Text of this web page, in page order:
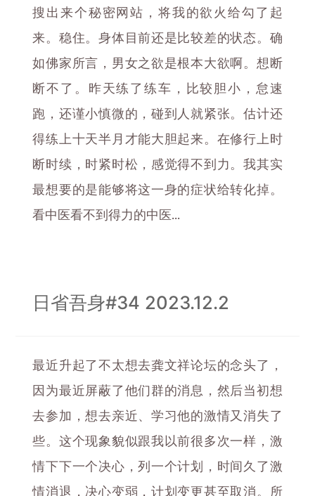
搜出来个秘密网站，将我的欲火给勾了起
来。稳住。身体目前还是比较差的状态。确
如佛家所言，男女之欲是根本大欲啊。想断
断不了。昨天练了练车，比较胆小，怠速
跑，还谨小慎微的，碰到人就紧张。估计还
得练上十天半月才能大胆起来。在修行上时
断时续，时紧时松，感觉得不到力。我其实
最想要的是能够将这一身的症状给转化掉。
看中医看不到得力的中医...
日省吾身#34 2023.12.2
最近升起了不太想去龚文祥论坛的念头了，
因为最近屏蔽了他们群的消息，然后当初想
去参加，想去亲近、学习他的激情又消失了
些。这个现象貌似跟我以前很多次一样，激
情下下一个决心，列一个计划，时间久了激
情消退，决心变弱，计划变更甚至取消。所